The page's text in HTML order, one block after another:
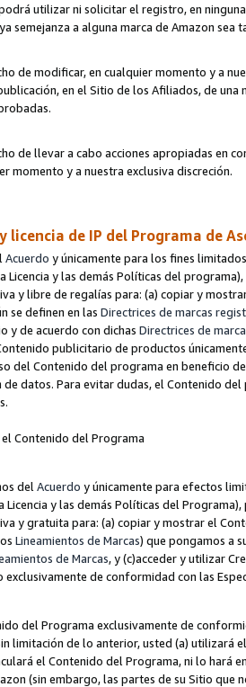
utilizar ni solicitar el registro, en
semejanza a alguna marca de Amazon
de modificar, en cualquier momento y a
en el Sitio de los Afiliados, de
de llevar a cabo acciones apropiadas en
momento y a nuestra exclusiva discreción.
licencia de IP del Programa de
Acuerdo y únicamente para los fines
Licencia y las demás Políticas del
y libre de regalías para: (a) copiar y
se definen en las Directrices de marcas
y de acuerdo con dichas Directrices de
publicitario de productos
del Contenido del programa en beneficio
datos. Para evitar dudas, el Contenido
Contenido del Programa
del Acuerdo y únicamente para efectos
Licencia y las demás Políticas del
y gratuita para: (a) copiar y mostrar el
Lineamientos de Marcas) que pongamos a
de Marcas, y (c)acceder y utilizar
de conformidad con las
del Programa exclusivamente de
limitación de lo anterior, usted (a) utilizará
el Contenido del Programa, ni lo hará
(sin embargo, las partes de su Sitio